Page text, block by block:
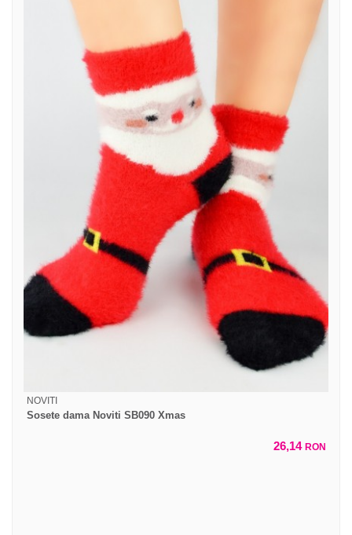
NOVITI
Sosete dama Noviti SB090 Xmas
26,14 RON